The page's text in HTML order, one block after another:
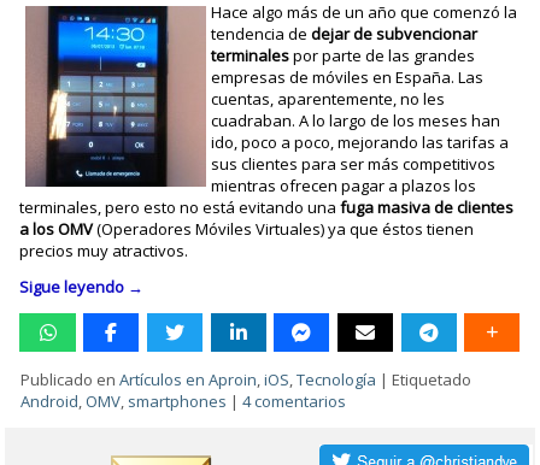
Hace algo más de un año que comenzó la
tendencia de dejar de subvencionar
terminalespor parte de las grandes
empresas de móviles en España. Las
cuentas, aparentemente, no les
cuadraban. A lo largo de los meses han
ido, poco a poco, mejorando las tarifas a
sus clientes para ser más competitivos
mientras ofrecen pagar a plazos los
terminales, pero esto no está evitando unafuga masiva de clientes
a los OMV(Operadores Móviles Virtuales) ya que éstos tienen
precios muy atractivos.
Sigue leyendo →
Publicado en Artículos en Aproin,iOS,Tecnología |Etiquetado
Android, OMV, smartphones |4 comentarios